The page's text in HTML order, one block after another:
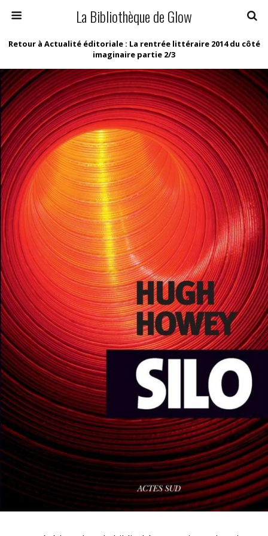
La Bibliothèque de Glow
Retour à Actualité éditoriale : La rentrée littéraire 2014 du côté
imaginaire partie 2/3